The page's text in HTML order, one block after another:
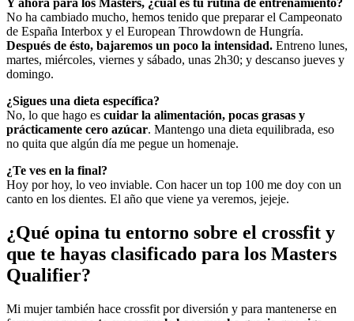
Y ahora para los Masters, ¿cuál es tu rutina de entrenamiento?
No ha cambiado mucho, hemos tenido que preparar el Campeonato
de España Interbox y el European Throwdown de Hungría.
Después de ésto, bajaremos un poco la intensidad. Entreno lunes,
martes, miércoles, viernes y sábado, unas 2h30; y descanso jueves y
domingo.
¿Sigues una dieta específica?
No, lo que hago es cuidar la alimentación, pocas grasas y
prácticamente cero azúcar. Mantengo una dieta equilibrada, eso
no quita que algún día me pegue un homenaje.
¿Te ves en la final?
Hoy por hoy, lo veo inviable. Con hacer un top 100 me doy con un
canto en los dientes. El año que viene ya veremos, jejeje.
¿Qué opina tu entorno sobre el crossfit y
que te hayas clasificado para los Masters
Qualifier?
Mi mujer también hace crossfit por diversión y para mantenerse en